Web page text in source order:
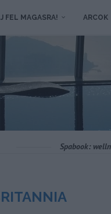
FEL MAGASRA! ARCOK
Spabook: